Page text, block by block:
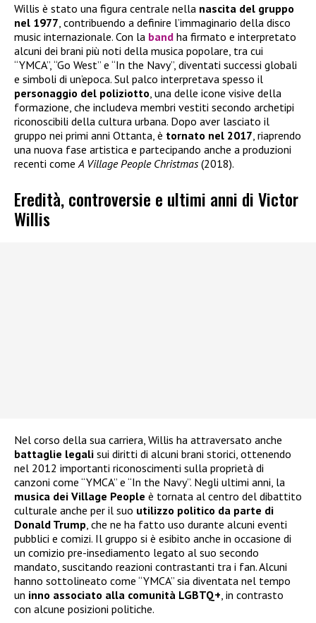
Willis è stato una figura centrale nella nascita del gruppo
nel 1977 , contribuendo a definire l’immaginario della disco
music internazionale. Con la band ha firmato e interpretato
alcuni dei brani più noti della musica popolare, tra cui
“YMCA”, “Go West” e “In the Navy”, diventati successi globali
e simboli di un’epoca. Sul palco interpretava spesso il
personaggio del poliziotto , una delle icone visive della
formazione, che includeva membri vestiti secondo archetipi
riconoscibili della cultura urbana. Dopo aver lasciato il
gruppo nei primi anni Ottanta, è tornato nel 2017 , riaprendo
una nuova fase artistica e partecipando anche a produzioni
recenti come A Village People Christmas(2018).
Eredità, controversie e ultimi anni di Victor
Willis
Nel corso della sua carriera, Willis ha attraversato anche
battaglie legali sui diritti di alcuni brani storici, ottenendo
nel 2012 importanti riconoscimenti sulla proprietà di
canzoni come “YMCA” e “In the Navy”. Negli ultimi anni, la
musica dei Village People è tornata al centro del dibattito
culturale anche per il suo utilizzo politico da parte di
Donald Trump, che ne ha fatto uso durante alcuni eventi
pubblici e comizi. Il gruppo si è esibito anche in occasione di
un comizio pre-insediamento legato al suo secondo
mandato, suscitando reazioni contrastanti tra i fan. Alcuni
hanno sottolineato come “YMCA” sia diventata nel tempo
un inno associato alla comunità LGBTQ+, in contrasto
con alcune posizioni politiche.